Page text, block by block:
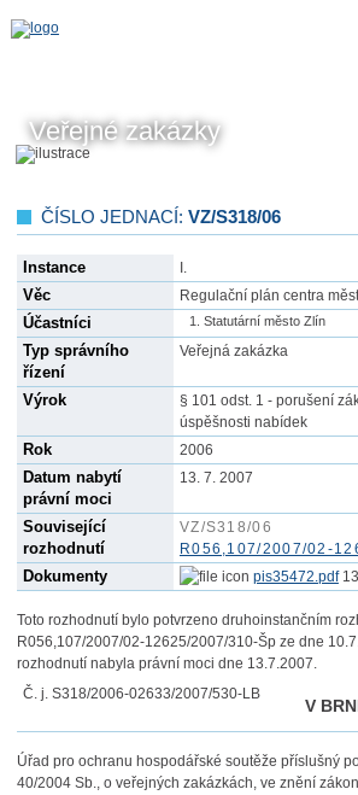
Veřejné zakázky
ČÍSLO JEDNACÍ: VZ/S318/06
Instance I.
Věc Regulační plán centra
Účastníci Statutární město Zlín
Typ správního
řízení
Veřejná zakázka
Výrok
§ 101 odst. 1 - porušení
úspěšnosti nabídek
Rok 2006
Datum nabytí
právní moci
13. 7. 2007
Související
rozhodnutí
VZ/S318/06
R056,107/2007/02-
Dokumenty pis35472.pdf
Toto rozhodnutí bylo potvrzeno druhoinstančním
R056,107/2007/02-12625/2007/310-Šp ze dne
rozhodnutí nabyla právní moci dne 13.7.2007.
Č. j. S318/2006-02633/2007/530-LB
V
Úřad pro ochranu hospodářské soutěže příslušný
40/2004 Sb., o veřejných zakázkách, ve znění